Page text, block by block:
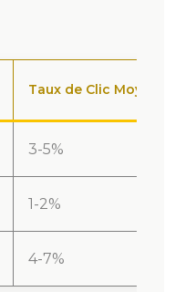
Taux de Clic Moyen
3-5%
1-2%
4-7%